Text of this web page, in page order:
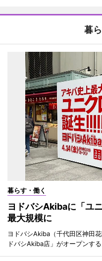
暮
暮らす・働く
ヨドバシAkibaに「ユ
最大規模に
ヨドバシAkiba（千代田区神田
ドバシAkiba店」がオープンする